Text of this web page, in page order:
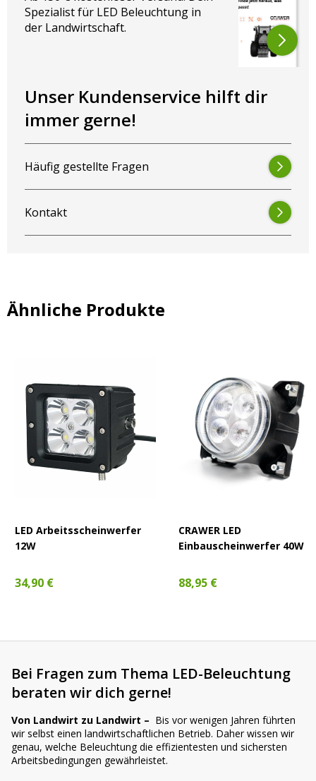
Scheinwerfer für Dein Schleppermodell.
Spezialist für LED Beleuchtung in
der Landwirtschaft.
Unser Kundenservice hilft dir
immer gerne!
Häufig gestellte Fragen
Kontakt
Ähnliche Produkte
LED Arbeitsscheinwerfer
12W
34,90 €
CRAWER LED
Einbauscheinwerfer 40W
88,95 €
Bei Fragen zum Thema LED-Beleuchtung
beraten wir dich gerne!
Von Landwirt zu Landwirt – Bis vor wenigen Jahren führten
wir selbst einen landwirtschaftlichen Betrieb. Daher wissen wir
genau, welche Beleuchtung die effizientesten und sichersten
Arbeitsbedingungen gewährleistet.